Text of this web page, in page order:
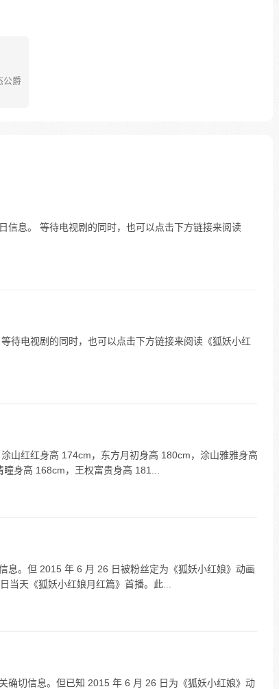
公爵
信息。 等待电视剧的同时，也可以点击下方链接来阅读
待电视剧的同时，也可以点击下方链接来阅读《狐妖小红
山红红身高 174cm，东方月初身高 180cm，涂山雅雅身高
身高 168cm，王权富贵身高 181...
息。但 2015 年 6 月 26 日被粉丝定为《狐妖小红娘》动画
当天《狐妖小红娘月红篇》首播。此...
确切信息。但已知 2015 年 6 月 26 日为《狐妖小红娘》动